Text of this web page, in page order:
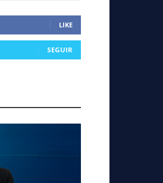
LIKE
SEGUIR